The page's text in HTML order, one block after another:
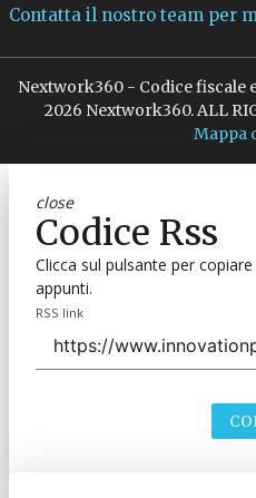
Contatta il nostro team per
Nextwork360 - Codice fiscale
2026 Nextwork360. ALL
Mappa
close
Codice Rss
Clicca sul pulsante per copiare
appunti.
RSS link